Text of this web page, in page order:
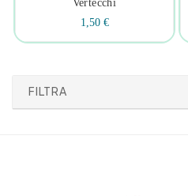
Vertecchi
1,50 €
FILTRA